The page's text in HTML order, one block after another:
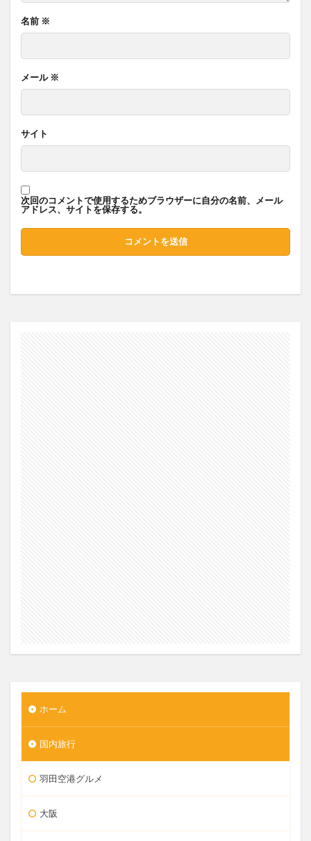
名前 ※
メール ※
サイト
次回のコメントで使用するためブラウザーに自分の名前、メール
アドレス、サイトを保存する。
ホーム
国内旅行
羽田空港グルメ
大阪